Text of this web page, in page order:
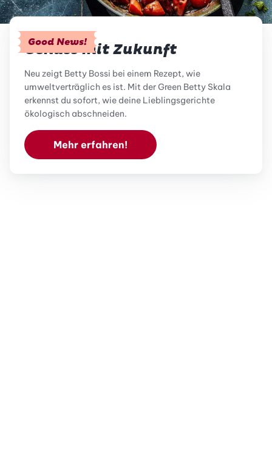
Good News!
Genuss mit Zukunft
Neu zeigt Betty Bossi bei einem Rezept, wie
umweltverträglich es ist. Mit der Green Betty Skala
erkennst du sofort, wie deine Lieblingsgerichte
ökologisch abschneiden.
Mehr erfahren!